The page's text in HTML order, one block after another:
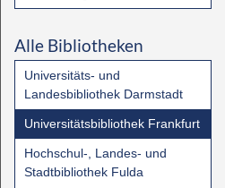
Alle Bibliotheken
Universitäts- und
Landesbibliothek Darmstadt
Universitätsbibliothek Frankfurt
Hochschul-, Landes- und
Stadtbibliothek Fulda